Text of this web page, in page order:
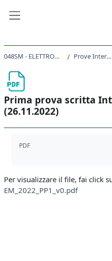
048SM - ELETTROMAGNETISMO 2022 Prove Intermedie 2022-2023
Prima prova scritta
(26.11.2022)
PDF
Per visualizzare il file, fai click
EM_2022_PP1_v0.pdf